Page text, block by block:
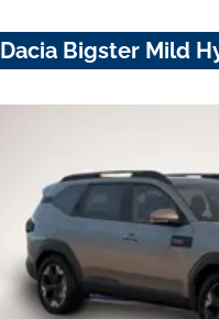
Dacia Bigster Mild